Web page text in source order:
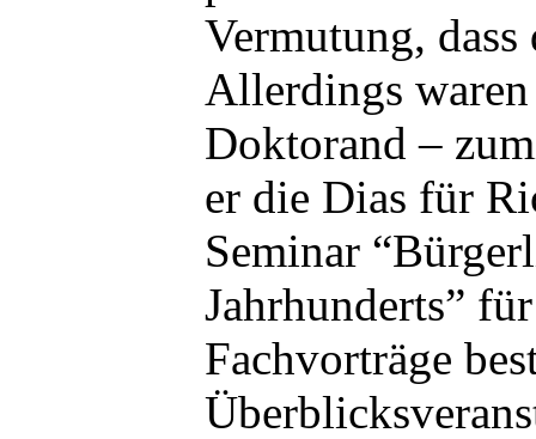
Vermutung,
Allerdings
Doktorand –
er die Dias für
Seminar
Jahrhunderts”
Fachvorträge